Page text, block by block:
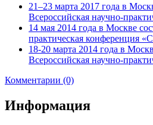
21–23 марта 2017 года в
Всероссийская научно-
14 мая 2014 года в Москве
практическая конференция
18-20 марта 2014 года в
Всероссийская научно-
Комментарии (0)
Информация